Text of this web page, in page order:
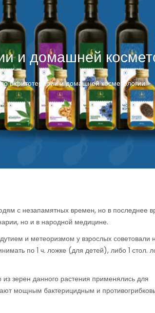
и домашней
в фитотерапии и домашней косметологии
с незапамятных времен, но в последнее
но и в народной медицине.
и метеоризмом у взрослых советовали
по 1 ч. ложке (для детей), либо 1 стол.
зерен данного растения применялись для
мощным бактерицидным и